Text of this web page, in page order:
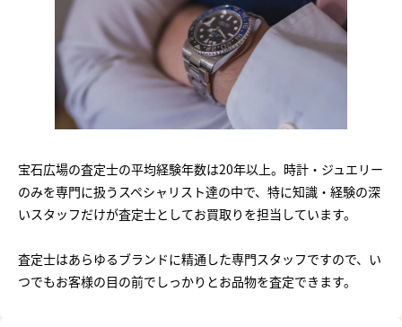
宝石広場の査定士の平均経験年数は20年以上。時計・ジュエリー
のみを専門に扱うスペシャリスト達の中で、特に知識・経験の深
いスタッフだけが査定士としてお買取りを担当しています。
査定士はあらゆるブランドに精通した専門スタッフですので、い
つでもお客様の目の前でしっかりとお品物を査定できます。